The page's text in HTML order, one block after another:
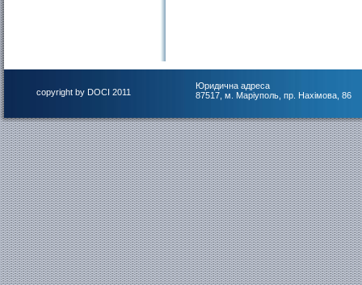
copyright by DOCI 2011
Юридична адреса
87517, м. Маріуполь, пр. Нахімова, 86